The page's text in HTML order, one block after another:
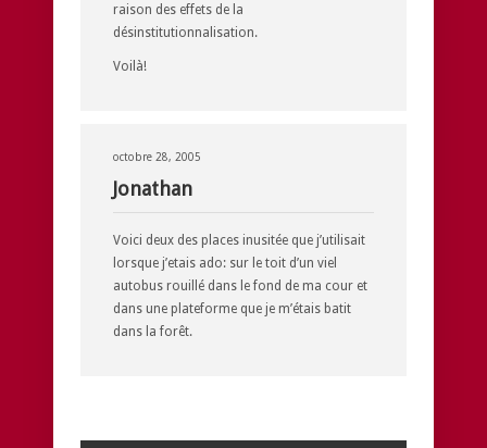
raison des effets de la
désinstitutionnalisation.
Voilà!
octobre 28, 2005
Jonathan
Voici deux des places inusitée que j’utilisait
lorsque j’etais ado: sur le toit d’un viel
autobus rouillé dans le fond de ma cour et
dans une plateforme que je m’étais batit
dans la forêt.